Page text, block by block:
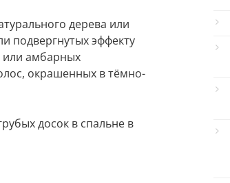
дерева или
подвергнутых эффекту
или амбарных
окрашенных в тёмно-
досок в спальне в